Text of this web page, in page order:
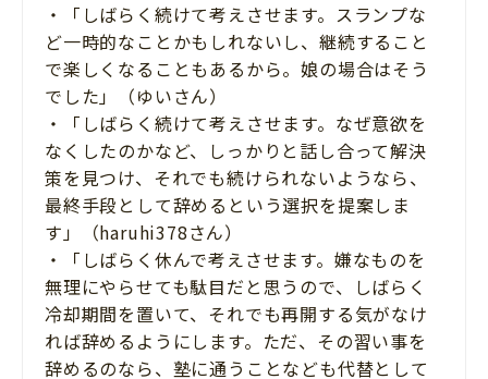
・「しばらく続けて考えさせます。スランプな
ど一時的なことかもしれないし、継続すること
で楽しくなることもあるから。娘の場合はそう
でした」（ゆいさん）
・「しばらく続けて考えさせます。なぜ意欲を
なくしたのかなど、しっかりと話し合って解決
策を見つけ、それでも続けられないようなら、
最終手段として辞めるという選択を提案しま
す」（haruhi378さん）
・「しばらく休んで考えさせます。嫌なものを
無理にやらせても駄目だと思うので、しばらく
冷却期間を置いて、それでも再開する気がなけ
れば辞めるようにします。ただ、その習い事を
辞めるのなら、塾に通うことなども代替として